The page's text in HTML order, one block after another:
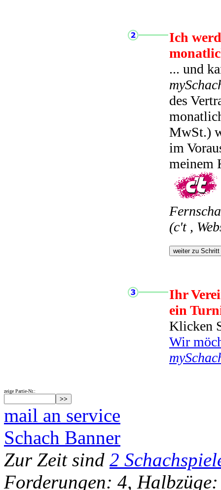
Ich
... und
des
MwSt.)
im
meinem
(c't ,
Ihr
ein
Klicken
Wir
zeige Partie-Nr.:
mail an service
Schach Banner
Zur Zeit sind 2
Forderungen: 4,